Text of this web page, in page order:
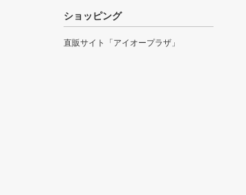
ショッピング
直販サイト「アイオープラザ」